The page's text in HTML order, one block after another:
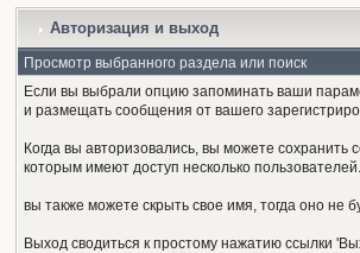
Авторизация и выход
Просмотр выбранного раздела или поиск
Если вы выбрали опцию запоминать ваши
и размещать сообщения от вашего
Когда вы авторизовались, вы можете
которым имеют доступ несколько пользователей.
вы также можете скрыть свое имя, тогда оно не
Выход сводиться к простому нажатию ссылки